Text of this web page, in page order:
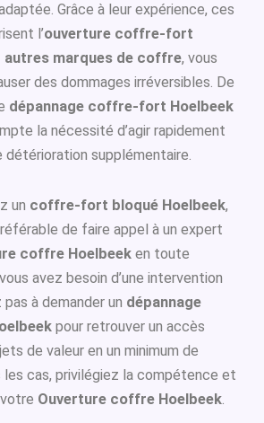
Grâce à leur expérience, ces
l’ouverture coffre-fort
autres marques de coffre, vous
des dommages irréversibles. De
dépannage coffre-fort Hoelbeek
la nécessité d’agir rapidement
détérioration supplémentaire.
un coffre-fort bloqué Hoelbeek,
de faire appel à un expert
coffre Hoelbeek en toute
avez besoin d’une intervention
à demander un dépannage
pour retrouver un accès
de valeur en un minimum de
les cas, privilégiez la compétence et
Ouverture coffre Hoelbeek.